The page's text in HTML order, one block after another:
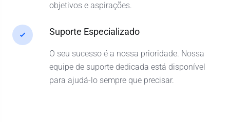
objetivos e aspirações.
Suporte Especializado
O seu sucesso é a nossa prioridade. Nossa
equipe de suporte dedicada está disponível
para ajudá-lo sempre que precisar.